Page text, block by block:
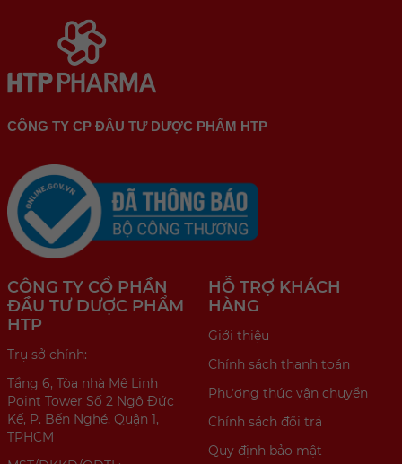
CÔNG TY CP ĐẦU TƯ DƯỢC PHẨM HTP
CÔNG TY CỔ PHẦN
ĐẦU TƯ DƯỢC PHẨM
HTP
Trụ sở chính:
Tầng 6, Tòa nhà Mê Linh
Point Tower Số 2 Ngô Đức
Kế, P. Bến Nghé, Quận 1,
TPHCM
HỖ TRỢ KHÁCH
HÀNG
Giới thiệu
Chính sách thanh toán
Phương thức vận chuyển
Chính sách đổi trả
Quy định bảo mật